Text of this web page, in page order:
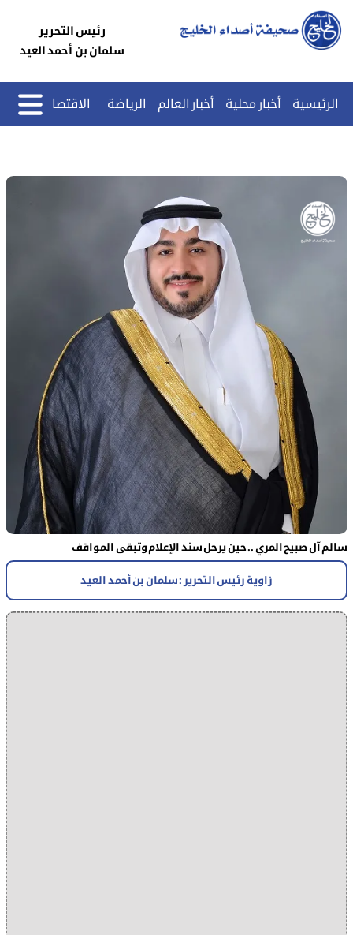
رئيس التحرير
سلمان بن أحمد العيد
الرئيسية أخبار محلية أخبار العالم الرياضة الاقتصاد
سالم آل صبيح المري .. حين يرحل سند الإعلام وتبقى المواقف
زاوية رئيس التحرير : سلمان بن أحمد العيد